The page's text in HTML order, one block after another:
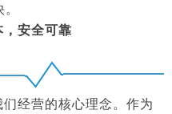
安全可靠
经营的核心理念。作为